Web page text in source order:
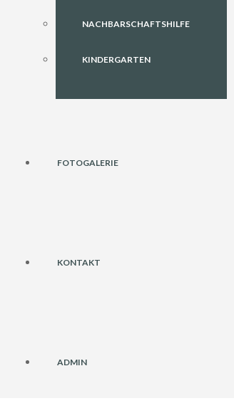
NACHBARSCHAFTSHILFE
KINDERGARTEN
FOTOGALERIE
KONTAKT
ADMIN